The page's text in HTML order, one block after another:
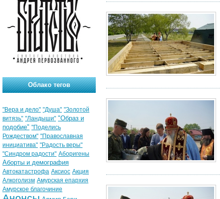
Облако тегов
"Вера и дело" "Душа" "Золотой
витязь" "Ландыши" "Образ и
подобие" "Поделись
Рождеством" "Православная
инициатива" "Радость веры"
"Синдром радости" Аборигены
Аборты и демография
Автокатастрофа Аксиос Акция
Алкоголизм Амурская епархия
Амурское благочиние